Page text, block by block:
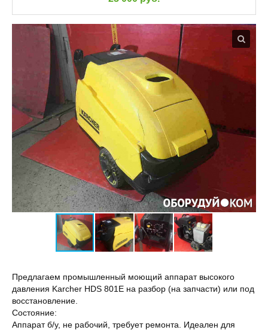
Предлагаем промышленный моющий аппарат высокого
давления Karcher HDS 801E на разбор (на запчасти) или под
восстановление.
Состояние:
Аппарат б/у, не рабочий, требует ремонта. Идеален для